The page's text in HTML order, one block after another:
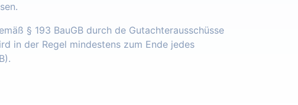
§ 193 BauGB durch de Gutachterausschüsse
in der Regel mindestens zum Ende jedes